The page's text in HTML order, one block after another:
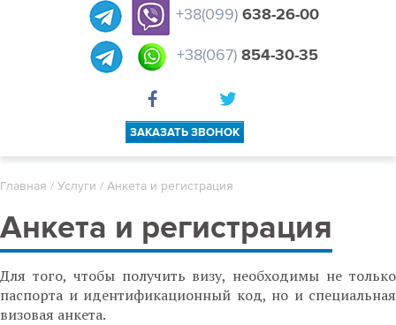
+38(099) 638-26-00
+38(067) 854-30-35
ЗАКАЗАТЬ ЗВОНОК
Главная / Услуги / Анкета и регистрация
Анкета и регистрация
Для того, чтобы получить визу, необходимы не только
паспорта и идентификационный код, но и специальная
визовая анкета.